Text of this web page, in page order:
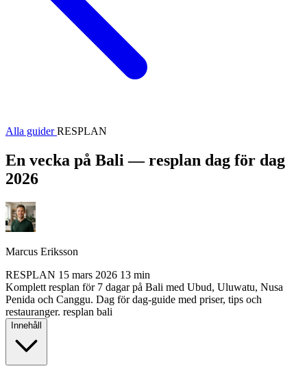
Alla guiderRESPLAN
En vecka på Bali — resplan dag för dag
2026
Marcus Eriksson
RESPLAN 15 mars 2026 13 min
Komplett resplan för 7 dagar på Bali med Ubud, Uluwatu, Nusa
Penida och Canggu. Dag för dag-guide med priser, tips och
restauranger. resplan bali
Innehåll